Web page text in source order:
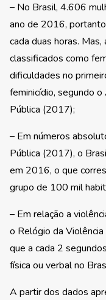
– No Brasil, 4.606
ano de 2016,
cada duas horas.
classificados como
dificuldades no
feminicídio, segundo
Pública (2017);
– Em números
Pública (2017), o
em 2016, o que
grupo de 100 mil
– Em relação a
o Relógio da
que a cada 2
física ou verbal no
A partir dos dados